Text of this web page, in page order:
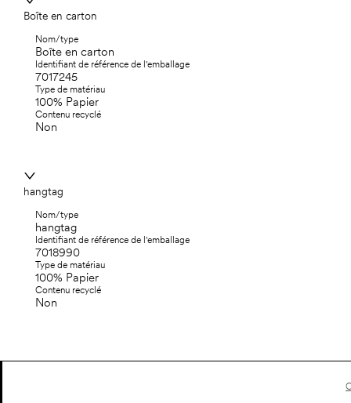
Boîte en carton
Nom/type
Boîte en carton
Identifiant de référence de l'emballage
7017245
Type de matériau
100% Papier
Contenu recyclé
Non
hangtag
Nom/type
hangtag
Identifiant de référence de l'emballage
7018990
Type de matériau
100% Papier
Contenu recyclé
Non